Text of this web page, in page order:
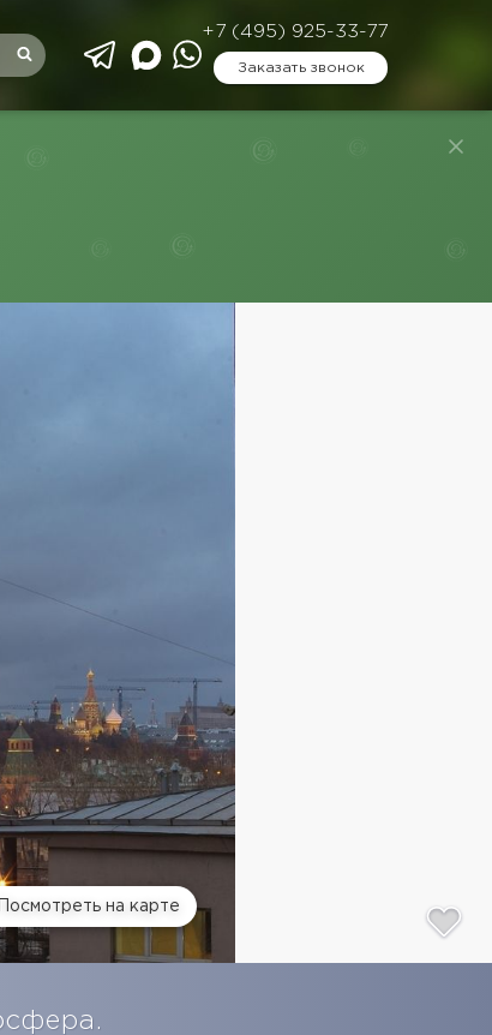
+7 (495) 925-33-77
Заказать звонок
Посмотреть на карте